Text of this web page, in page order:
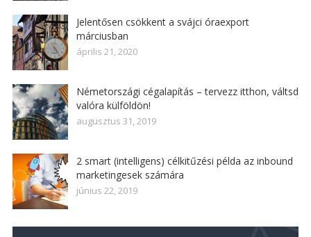
Jelentősen csökkent a svájci óraexport
márciusban
április 21, 2020
Németországi cégalapítás – tervezz itthon, váltsd
valóra külföldön!
augusztus 31, 2019
2 smart (intelligens) célkitűzési példa az inbound
marketingesek számára
június 22, 2019